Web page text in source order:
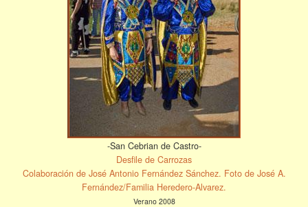
-San Cebrian de Castro-
Desfile de Carrozas
Colaboración de José Antonio Fernández Sánchez. Foto de José A.
Fernández/Familia Heredero-Alvarez.
Verano 2008